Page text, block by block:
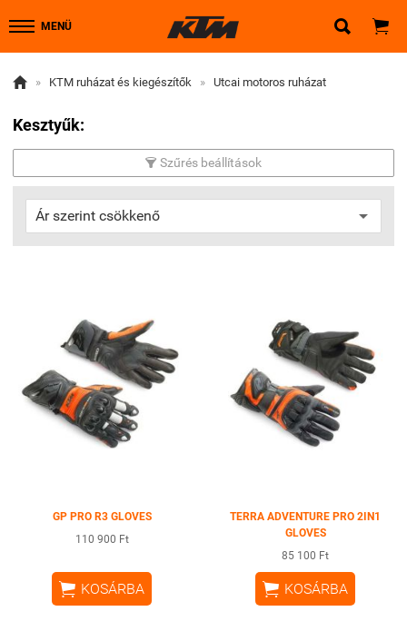
MENÜ  
 » KTM ruházat és kiegészítők » Utcai motoros ruházat
Kesztyűk:
 Szűrés beállítások
GP PRO R3 GLOVES
110 900 Ft
 KOSÁRBA
TERRA ADVENTURE PRO 2IN1
GLOVES
85 100 Ft
 KOSÁRBA